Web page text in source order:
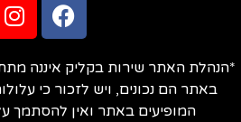
האתר שירות בקליק איננה
באתר הם נכונים, ויש לזכור כי
המופיעים באתר ואין להסתמך